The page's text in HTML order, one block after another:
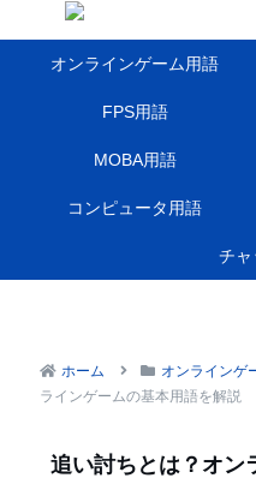
オンラインゲーム用語
FPS用語
MOBA用語
コンピュータ用語
チャ
ホーム オンラインゲ
ラインゲームの基本用語を解説
追い討ちとは？オン